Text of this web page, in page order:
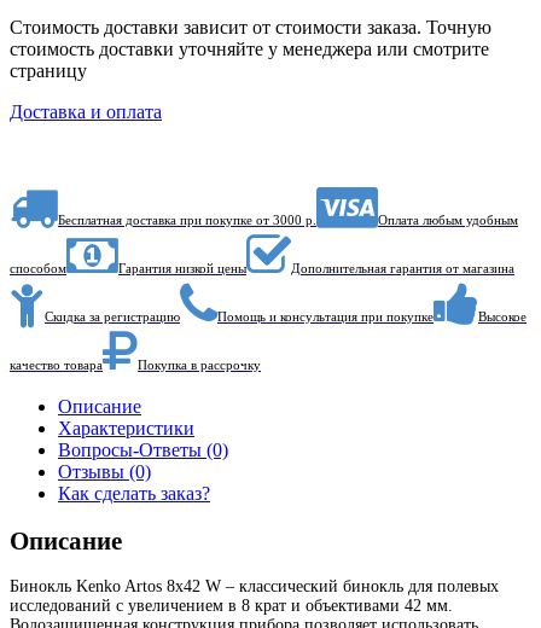
Стоимость доставки зависит от стоимости заказа. Точную
стоимость доставки уточняйте у менеджера или смотрите
страницу
Доставка и оплата
Бесплатная доставка при покупке от 3000 р. Оплата любым удобным
способом Гарантия низкой цены Дополнительная гарантия от магазина
Скидка за регистрацию Помощь и консультация при покупке Высокое
качество товара Покупка в рассрочку
Описание
Характеристики
Вопросы-Ответы (0)
Отзывы (0)
Как сделать заказ?
Описание
Бинокль Kenko Artos 8x42 W – классический бинокль для полевых
исследований с увеличением в 8 крат и объективами 42 мм.